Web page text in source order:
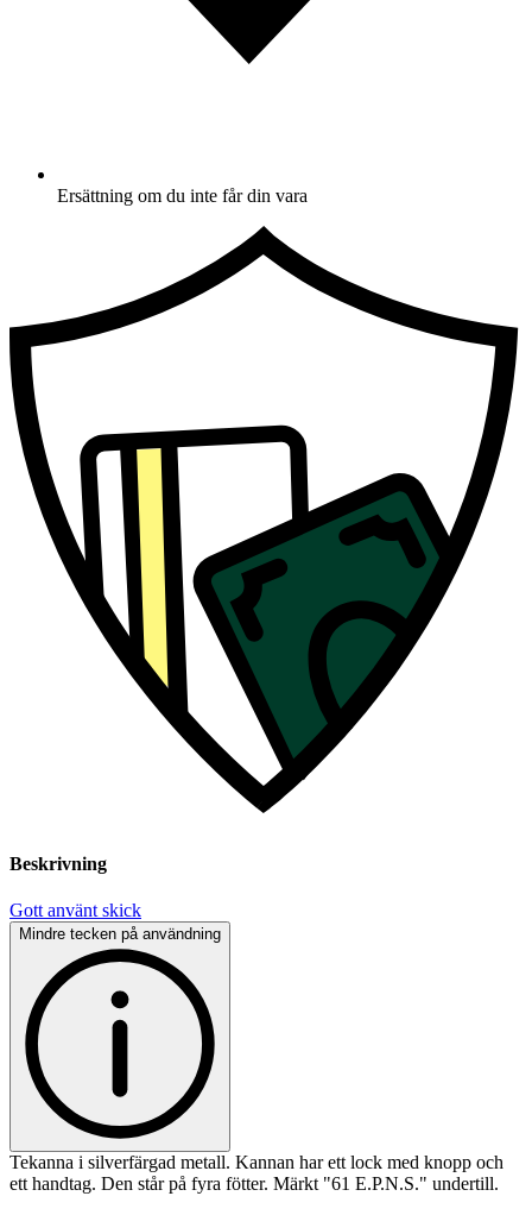
Ersättning om du inte får din vara
Beskrivning
Gott använt skick
Mindre tecken på användning
Tekanna i silverfärgad metall. Kannan har ett lock med knopp och
ett handtag. Den står på fyra fötter. Märkt "61 E.P.N.S." undertill.